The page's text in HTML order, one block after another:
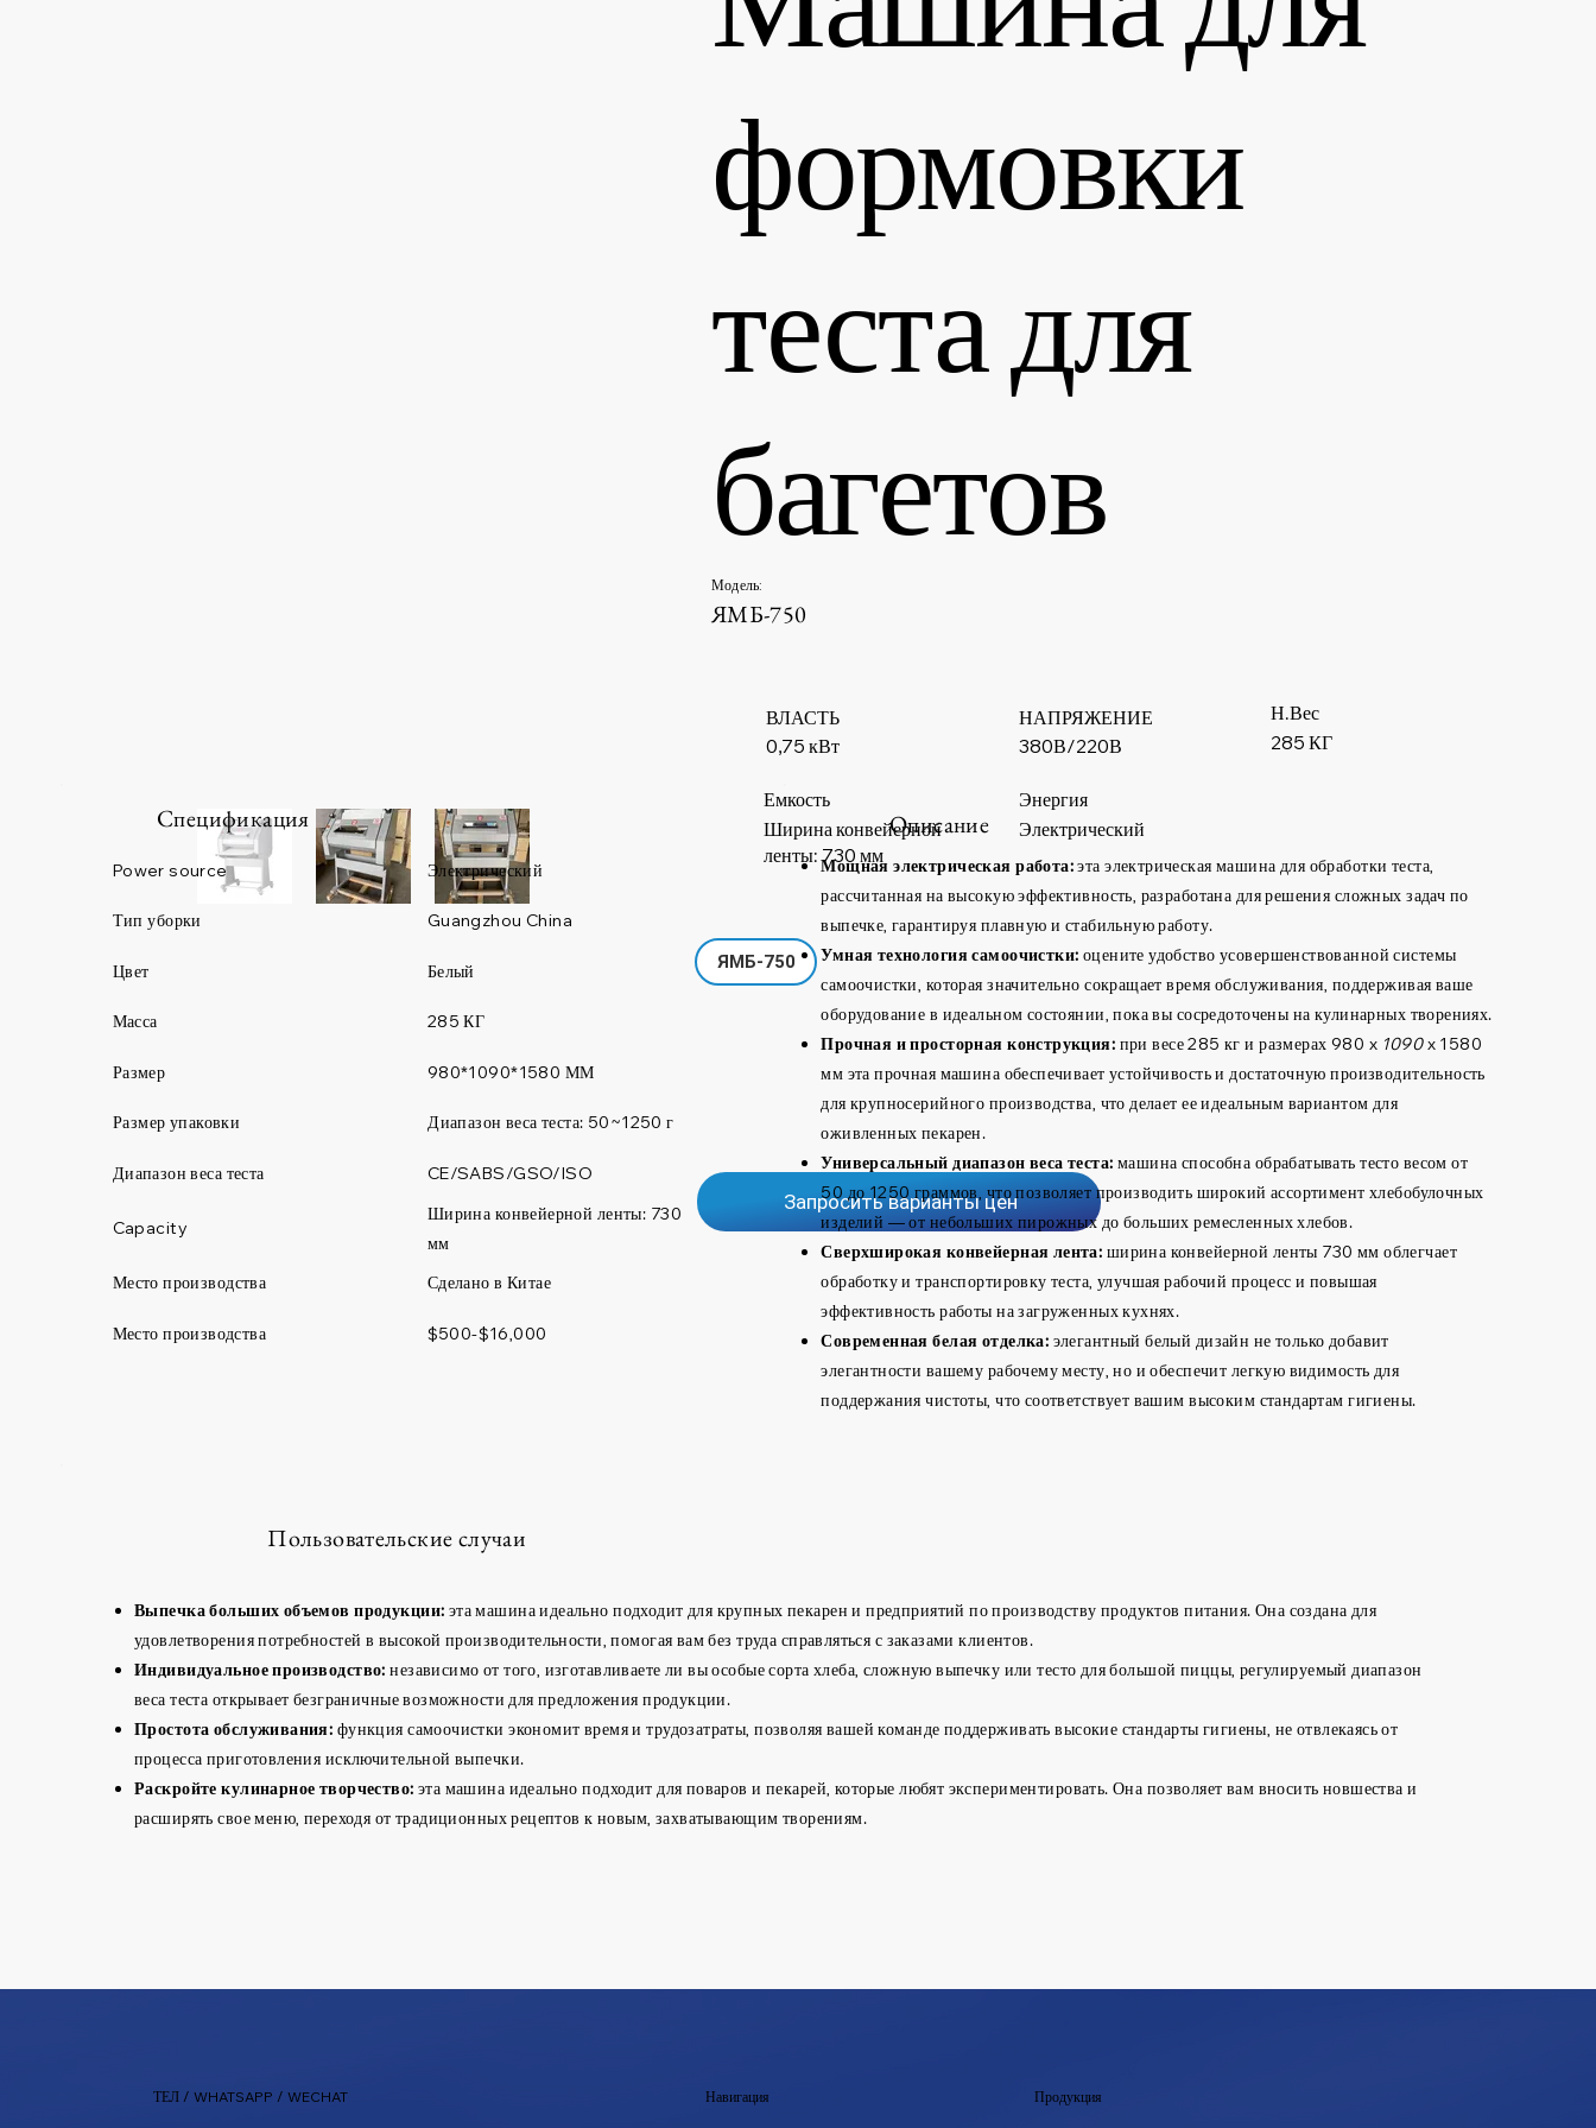
формовки
теста для
багетов
Модель:
ЯМБ-750
ВЛАСТЬ
0,75 кВт
380В/220В
НАПРЯЖЕНИЕ
285 КГ
Н.Вес
Ширина конвейерной
ленты: 730 мм
Емкость
Электрический
Энергия
ЯМБ-750
Запросить варианты цен
Power source Электрический
Тип уборки
Масса
Цвет Белый
980*1090*1580 ММ
Размер упаковки
Размер
Capacity
Диапазон веса теста CE/SABS/GSO/ISO
Сделано в Китае
Место производства
Место производства
Guangzhou China
285 КГ
Диапазон веса теста: 50~1250 г
Ширина конвейерной ленты: 730
мм
$500-$16,000
Спецификация
Мощная электрическая работа:эта электрическая машина для обработки теста,
рассчитанная на высокую эффективность, разработана для решения сложных задач по
выпечке, гарантируя плавную и стабильную работу.
Умная технология самоочистки: оцените удобство усовершенствованной системы
самоочистки, которая значительно сокращает время обслуживания, поддерживая ваше
оборудование в идеальном состоянии, пока вы сосредоточены на кулинарных творениях.
Прочная и просторная конструкция: при весе 285 кг и размерах 980 x 1090x 1580
мм эта прочная машина обеспечивает устойчивость и достаточную производительность
для крупносерийного производства, что делает ее идеальным вариантом для
оживленных пекарен.
Универсальный диапазон веса теста: машина способна обрабатывать тесто весом от
50 до 1250 граммов, что позволяет производить широкий ассортимент хлебобулочных
изделий — от небольших пирожных до больших ремесленных хлебов.
Сверхширокая конвейерная лента: ширина конвейерной ленты 730 мм облегчает
обработку и транспортировку теста, улучшая рабочий процесс и повышая
эффективность работы на загруженных кухнях.
Современная белая отделка: элегантный белый дизайн не только добавит
элегантности вашему рабочему месту, но и обеспечит легкую видимость для
поддержания чистоты, что соответствует вашим высоким стандартам гигиены.
Описание
Пользовательские случаи
Выпечка больших объемов продукции: эта машина идеально подходит для крупных пекарен и предприятий по производству продуктов питания. Она создана для
удовлетворения потребностей в высокой производительности, помогая вам без труда справляться с заказами клиентов.
Индивидуальное производство: независимо от того, изготавливаете ли вы особые сорта хлеба, сложную выпечку или тесто для большой пиццы, регулируемый диапазон
веса теста открывает безграничные возможности для предложения продукции.
Простота обслуживания: функция самоочистки экономит время и трудозатраты, позволяя вашей команде поддерживать высокие стандарты гигиены, не отвлекаясь от
процесса приготовления исключительной выпечки.
Раскройте кулинарное творчество: эта машина идеально подходит для поваров и пекарей, которые любят экспериментировать. Она позволяет вам вносить новшества и
расширять свое меню, переходя от традиционных рецептов к новым, захватывающим творениям.
ТЕЛ / WHATSAPP / WECHAT Навигация Продукция